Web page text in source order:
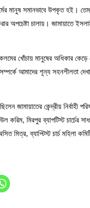
মানুষ সমানভাবে উপকৃত হই।
অপচেষ্টা চালায়। জামায়াতে
খোঁচায় মানুষের অধিকার
আমাদের শূন্য সহনশীলতা
জামায়াতের কেন্দ্রীয়
করিম, মিরপুর ব্যাপটিস্ট চার্চের
মিত্র, ব্যাপ্টিস্ট চার্চ মহিলা